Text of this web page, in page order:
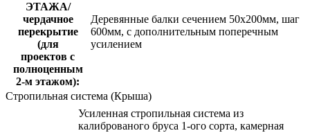
ЭТАЖА/
чердачное
перекрытие
(для
проектов с
полноценным
2-м этажом):
Деревянные балки сечением 50х200мм, шаг
600мм, с дополнительным поперечным
усилением
Стропильная система (Крыша)
Усиленная стропильная система из
калиброваного бруса 1-ого сорта, камерная